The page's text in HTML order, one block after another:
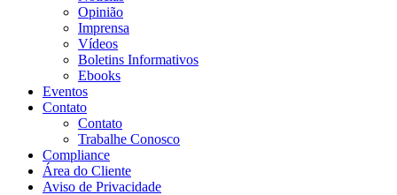
Opinião
Imprensa
Vídeos
Boletins Informativos
Ebooks
Eventos
Contato
Contato
Trabalhe Conosco
Compliance
Área do Cliente
Aviso de Privacidade